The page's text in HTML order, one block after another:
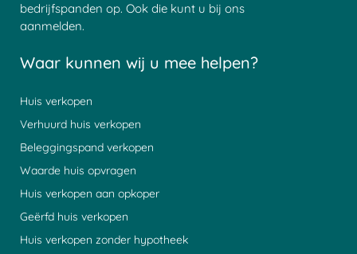
bedrijfspanden op. Ook die kunt u bij ons
aanmelden.
Waar kunnen wij u mee helpen?
Huis verkopen
Verhuurd huis verkopen
Beleggingspand verkopen
Waarde huis opvragen
Huis verkopen aan opkoper
Geërfd huis verkopen
Huis verkopen zonder hypotheek